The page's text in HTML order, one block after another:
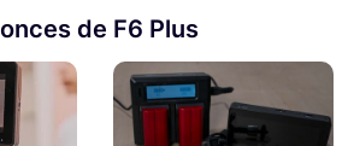
de F6 Plus